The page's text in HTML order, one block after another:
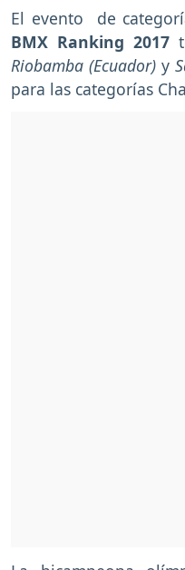
El evento de
BMX Ranking 2017
Riobamba (Ecuador) y
para las categorías